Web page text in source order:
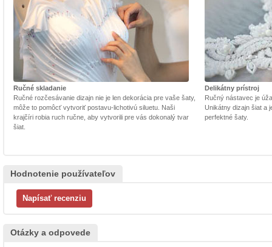
Ručné skladanie
Ručné rozčesávanie dizajn nie je len dekorácia pre vaše šaty,
môže to pomôcť vytvoriť postavu-lichotivú siluetu. Naši
krajčíri robia ruch ručne, aby vytvorili pre vás dokonalý tvar
šiat.
Delikátny prístroj
Ručný nástavec je
Unikátny dizajn šiat a
perfektné šaty.
Hodnotenie používateľov
Otázky a odpovede